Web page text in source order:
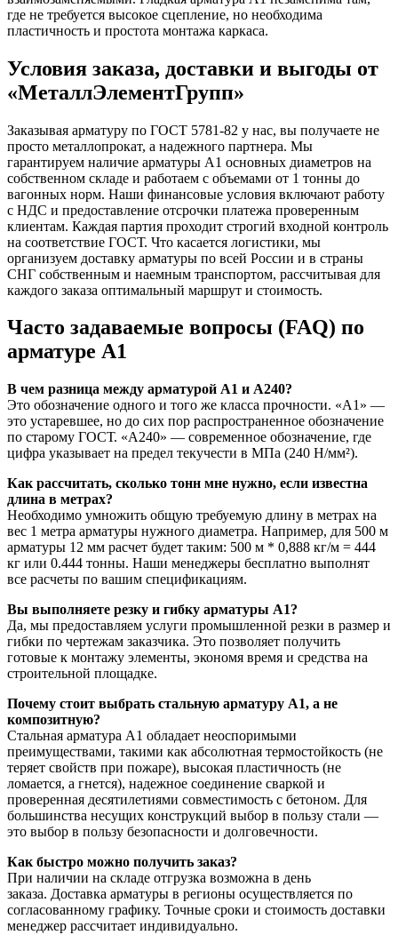
где не требуется высокое сцепление, но необходима
пластичность и простота монтажа каркаса.
Условия заказа, доставки и выгоды от
«МеталлЭлементГрупп»
Заказывая арматуру по ГОСТ 5781-82 у нас, вы получаете не
просто металлопрокат, а надежного партнера. Мы
гарантируем наличие арматуры А1 основных диаметров на
собственном складе и работаем с объемами от 1 тонны до
вагонных норм. Наши финансовые условия включают работу
с НДС и предоставление отсрочки платежа проверенным
клиентам. Каждая партия проходит строгий входной контроль
на соответствие ГОСТ. Что касается логистики, мы
организуем доставку арматуры по всей России и в страны
СНГ собственным и наемным транспортом, рассчитывая для
каждого заказа оптимальный маршрут и стоимость.
Часто задаваемые вопросы (FAQ) по
арматуре А1
В чем разница между арматурой А1 и А240?
Это обозначение одного и того же класса прочности. «А1» —
это устаревшее, но до сих пор распространенное обозначение
по старому ГОСТ. «А240» — современное обозначение, где
цифра указывает на предел текучести в МПа (240 Н/мм²).
Как рассчитать, сколько тонн мне нужно, если известна
длина в метрах?
Необходимо умножить общую требуемую длину в метрах на
вес 1 метра арматуры нужного диаметра. Например, для 500 м
арматуры 12 мм расчет будет таким: 500 м * 0,888 кг/м = 444
кг или 0.444 тонны. Наши менеджеры бесплатно выполнят
все расчеты по вашим спецификациям.
Вы выполняете резку и гибку арматуры А1?
Да, мы предоставляем услуги промышленной резки в размер и
гибки по чертежам заказчика. Это позволяет получить
готовые к монтажу элементы, экономя время и средства на
строительной площадке.
Почему стоит выбрать стальную арматуру А1, а не
композитную?
Стальная арматура А1 обладает неоспоримыми
преимуществами, такими как абсолютная термостойкость (не
теряет свойств при пожаре), высокая пластичность (не
ломается, а гнется), надежное соединение сваркой и
проверенная десятилетиями совместимость с бетоном. Для
большинства несущих конструкций выбор в пользу стали —
это выбор в пользу безопасности и долговечности.
Как быстро можно получить заказ?
При наличии на складе отгрузка возможна в день
заказа. Доставка арматуры в регионы осуществляется по
согласованному графику. Точные сроки и стоимость доставки
менеджер рассчитает индивидуально.